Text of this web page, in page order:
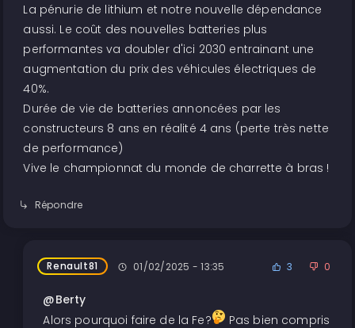
La pénurie de lithium et notre nouvelle dépendance
aussi. Le coût des nouvelles batteries plus
performantes va doubler d'ici 2030 entrainant une
augmentation du prix des véhicules électriques de
40%.
Durée de vie de batteries annoncées par les
constructeurs 8 ans en réalité 4 ans (perte très nette
de performance)
Vive le championnat du monde de charrette à bras !
Répondre
Renault81 01/02/2025 - 13:35 3 0
@Berty
Alors pourquoi faire de la Fe?
Pas bien compris